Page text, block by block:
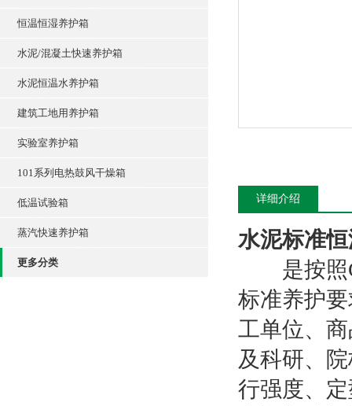
恒温恒湿养护箱
水泥/混凝土快速养护箱
水泥恒温水养护箱
建筑工地用养护箱
实验室养护箱
101系列电热鼓风干燥箱
低温试验箱
蒸汽快速养护箱
更多分类
详细介绍
水泥标准
是按照
标准养护
工单位、
及科研、
行强度、